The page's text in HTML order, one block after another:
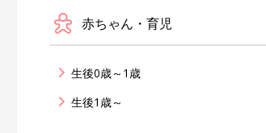
赤ちゃん・育児
生後0歳～1歳
生後1歳～